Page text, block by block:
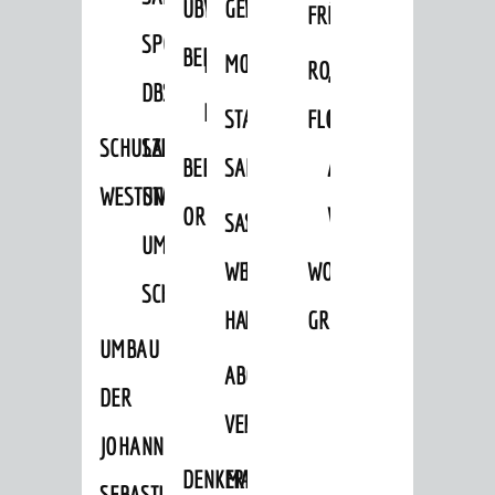
SPORTHALLE
DBS
SCHULZENTRUM
WESTSTADT
SANIERUNG-
UND
UMBAUMASSNAHME S
CHLOSS
UMBAU
DER
JOHANN-
ÜBER
BEBAUUNGSPLÄNE
VERFAHREN
BEBAUUNGSPLÄNE
KERNSTADT
BEBAUUNGSPLÄNE
ORTSTEILE
EINZELHANDELSKONZEPT
MOBILFUNKKONZEPT
LÄRMAKTIONSPLAN
STADTERNEUERUNG/-
SANIERUNG
SANIERUNG
WESTLICH
HAUPTBAHNHOF
SANIERUNGSGEBIET
HILDEBRANDSCHE
MÜHLE
ABGESCHLOSSENE
VERFAHREN
DENKMALSCHUTZ
ERHALTUNGSSATZUNGEN
FRÜHLING
HERBST
RODENSTEINER
FLOHMARKT
„WOINEM
LIVE“
AM
WINDECKPLATZ
WOCHENMARKT
GROOVE